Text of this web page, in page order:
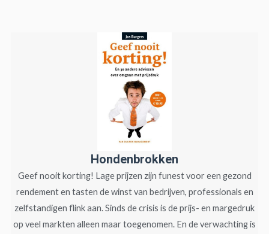
Hondenbrokken
Geef nooit korting! Lage prijzen zijn funest voor een gezond
rendement en tasten de winst van bedrijven, professionals en
zelfstandigen flink aan. Sinds de crisis is de prijs- en margedruk
op veel markten alleen maar toegenomen. En de verwachting is